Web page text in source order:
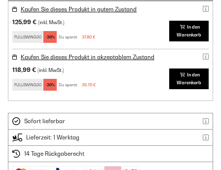
Kaufen Sie dieses Produkt in gutem Zustand
125,99 € (inkl. MwSt.)
FULLSWING30 -30% Du sparst: 37,80 €
In den
Warenkorb
Kaufen Sie dieses Produkt in akzeptablem Zustand
118,99 € (inkl. MwSt.)
FULLSWING30 -30% Du sparst: 35,70 €
In den
Warenkorb
Sofort lieferbar
Lieferzeit: 1 Werktag
14 Tage Rückgaberecht